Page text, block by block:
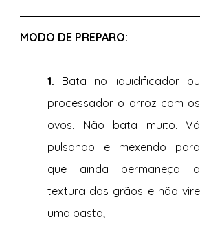
MODO DE PREPARO:
1. Bata no liquidificador ou
processador o arroz com os
ovos. Não bata muito. Vá
pulsando e mexendo para
que ainda permaneça a
textura dos grãos e não vire
uma pasta;